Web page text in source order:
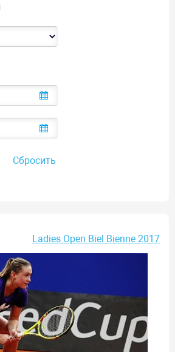
Сбросить
Ladies Open Biel Bienne 2017